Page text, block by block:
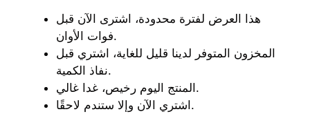
هذا العرض لفترة محدودة، اشترى الآن قبل
فوات الأوان.
المخزون المتوفر لدينا قليل للغاية، اشتري قبل
نفاذ الكمية.
المنتج اليوم رخيص، غدا غالي.
اشتري الآن وإلا ستندم لاحقًا.